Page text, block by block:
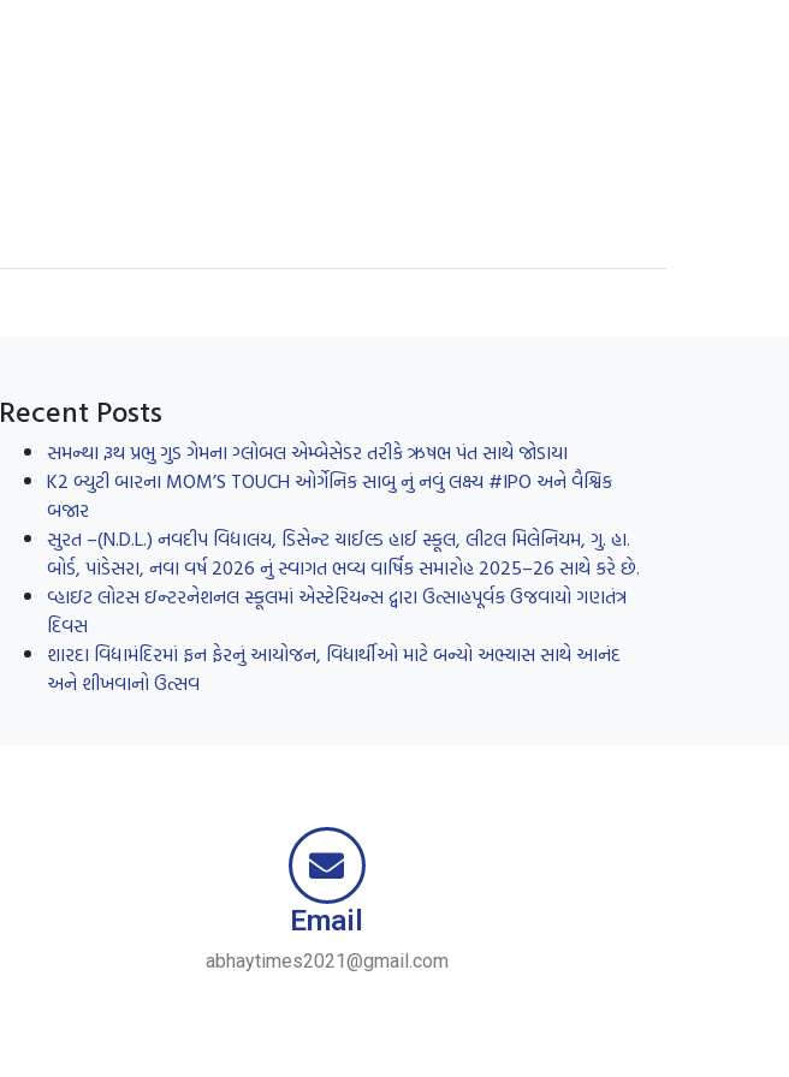
Recent Posts
સમન્થા રૂથ પ્રભુ ગુડ ગેમના ગ્લોબલ એમ્બેસેડર તરીકે ઋષભ પંત સાથે જોડાયા
K2 બ્યુટી બારના MOM’S TOUCH ઓર્ગેનિક સાબુ નું નવું લક્ષ્ય #IPO અને વૈશ્વિક
બજાર
સુરત –(N.D.L.) નવદીપ વિદ્યાલય, ડિસેન્ટ ચાઈલ્ડ હાઈ સ્કૂલ, લીટલ મિલેનિયમ, ગુ. હા.
બોર્ડ, પાંડેસરા, નવા વર્ષ 2026 નું સ્વાગત ભવ્ય વાર્ષિક સમારોહ 2025–26 સાથે કરે છે.
વ્હાઇટ લોટસ ઇન્ટરનેશનલ સ્કૂલમાં એસ્ટેરિયન્સ દ્વારા ઉત્સાહપૂર્વક ઉજવાયો ગણતંત્ર
દિવસ
શારદા વિદ્યામંદિરમાં ફન ફેરનું આયોજન, વિધાર્થીઓ માટે બન્યો અભ્યાસ સાથે આનંદ
અને શીખવાનો ઉત્સવ
Email
abhaytimes2021@gmail.com